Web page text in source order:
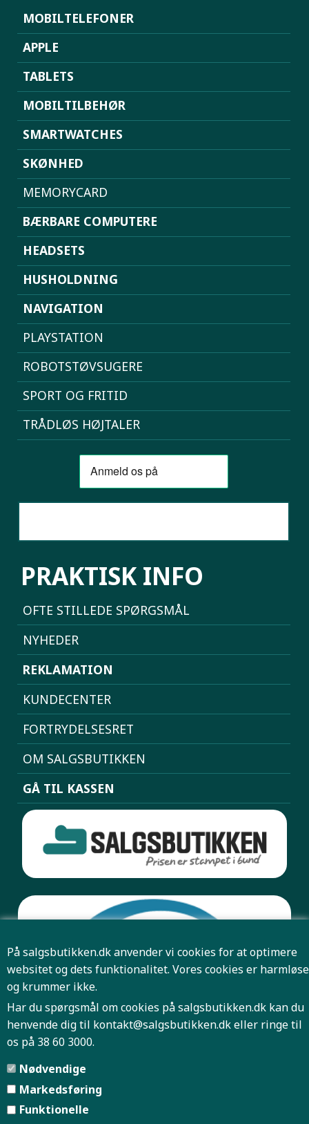
På salgsbutikken.dk anvender vi cookies for at optimere
websitet og dets funktionalitet. Vores cookies er harmløse
og krummer ikke.
Har du spørgsmål om cookies på salgsbutikken.dk kan du
henvende dig til kontakt@salgsbutikken.dkeller ringe til
os på 38 60 3000.
Nødvendige
Markedsføring
Funktionelle
MOBILTELEFONER
APPLE
TABLETS
MOBILTILBEHØR
SMARTWATCHES
SKØNHED
MEMORYCARD
BÆRBARE COMPUTERE
HEADSETS
HUSHOLDNING
NAVIGATION
PLAYSTATION
ROBOTSTØVSUGERE
SPORT OG FRITID
TRÅDLØS HØJTALER
PRAKTISK INFO
OFTE STILLEDE SPØRGSMÅL
NYHEDER
REKLAMATION
KUNDECENTER
FORTRYDELSESRET
OM SALGSBUTIKKEN
GÅ TIL KASSEN
Pris og antal er først bindende når Salgsbutikken har